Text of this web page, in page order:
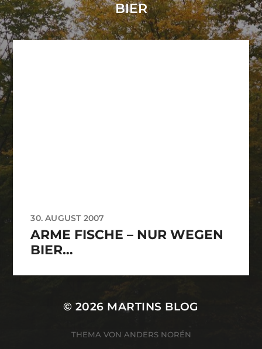
BIER
30. AUGUST 2007
ARME FISCHE – NUR WEGEN
BIER…
© 2026 MARTINS BLOG
THEMA VON ANDERS NORÉN